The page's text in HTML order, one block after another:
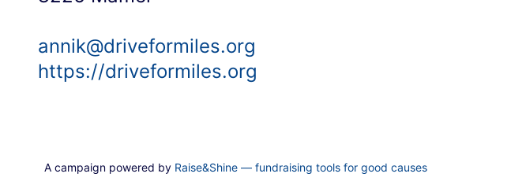
annik@driveformiles.org
https://driveformiles.org
A campaign powered by Raise&Shine — fundraising tools for good causes